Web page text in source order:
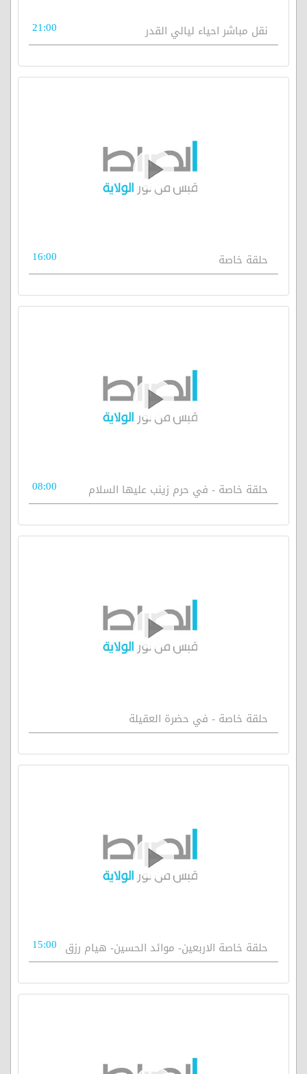
نقل مباشر احياء ليالي القدر 21:00
حلقة خاصة 16:00
حلقة خاصة - في حرم زينب عليها السلام 08:00
حلقة خاصة - في حضرة العقيلة
حلقة خاصة الاربعين- موائد الحسين- هيام رزق 15:00